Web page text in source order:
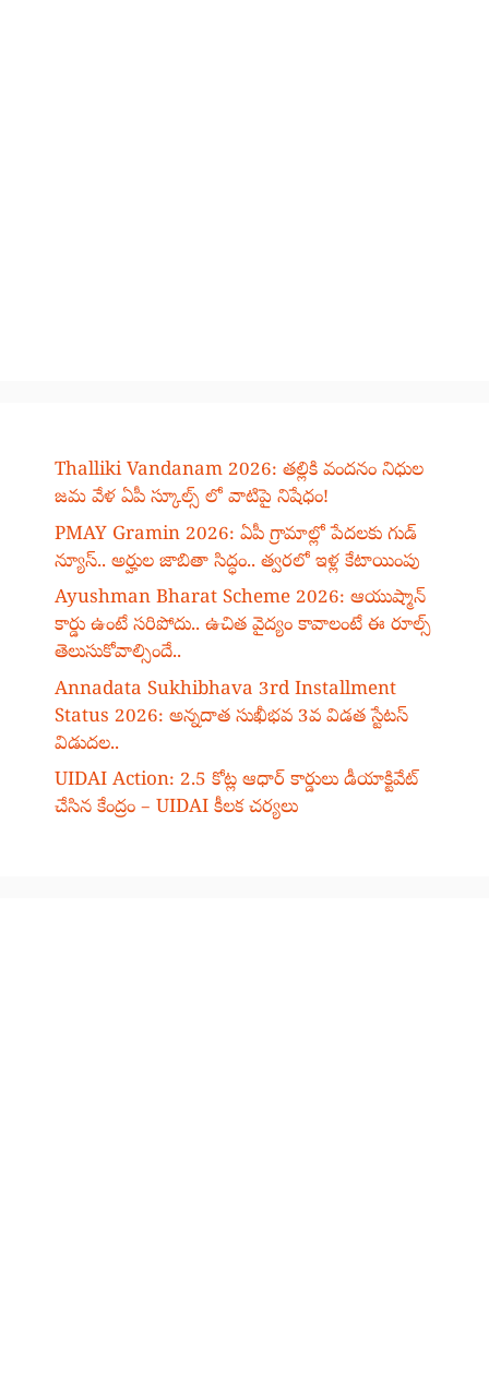
Thalliki Vandanam 2026: తల్లికి వందనం నిధుల
జమ వేళ ఏపీ స్కూల్స్ లో వాటిపై నిషేధం!
PMAY Gramin 2026: ఏపీ గ్రామాల్లో పేదలకు గుడ్
న్యూస్.. అర్హుల జాబితా సిద్ధం.. త్వరలో ఇళ్ల కేటాయింపు
Ayushman Bharat Scheme 2026: ఆయుష్మాన్
కార్డు ఉంటే సరిపోదు.. ఉచిత వైద్యం కావాలంటే ఈ రూల్స్
తెలుసుకోవాల్సిందే..
Annadata Sukhibhava 3rd Installment
Status 2026: అన్నదాత సుఖీభవ 3వ విడత స్టేటస్
విడుదల..
UIDAI Action: 2.5 కోట్ల ఆధార్ కార్డులు డీయాక్టివేట్
చేసిన కేంద్రం – UIDAI కీలక చర్యలు